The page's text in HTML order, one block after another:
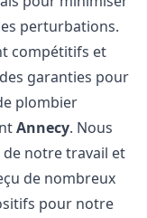
perturbations.
compétitifs et
garanties pour
plombier
Annecy. Nous
notre travail et
de nombreux
pour notre